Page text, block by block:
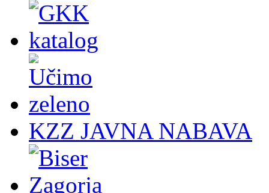
KZZ JAVNA NABAVA